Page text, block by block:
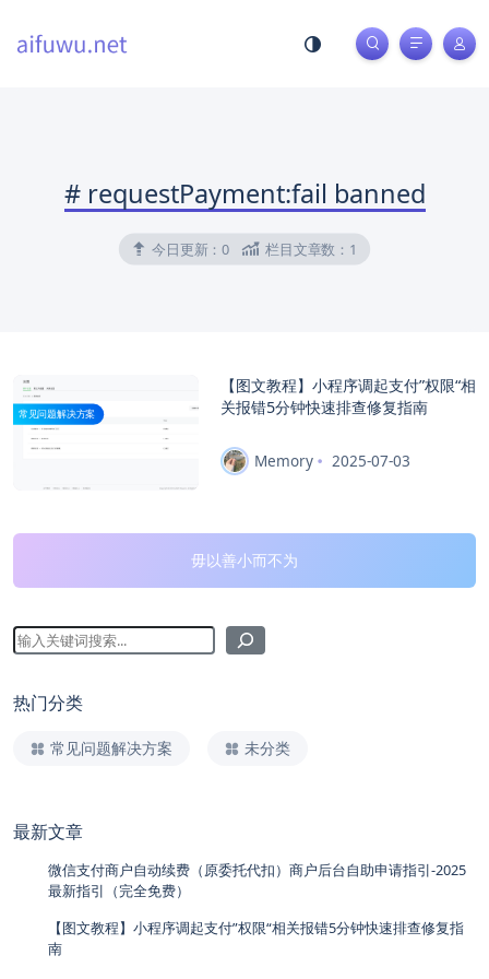
# requestPayment:fail banned
今日更新：0 栏目文章数： 1
常见问题解决方案
【图文教程】小程序调起支付”权限“相
关报错5分钟快速排查修复指南
Memory 2025-07-03
毋以善小而不为
热门分类
常见问题解决方案 未分类
最新文章
微信支付商户自动续费（原委托代扣）商户后台自助申请指引-2025
最新指引（完全免费）
【图文教程】小程序调起支付”权限“相关报错5分钟快速排查修复指
南